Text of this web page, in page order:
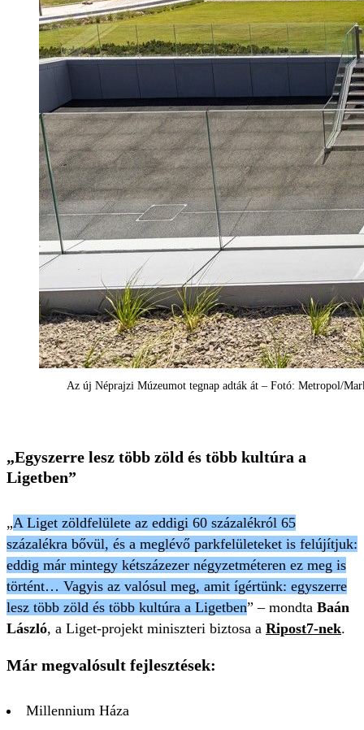
Az új Néprajzi Múzeumot tegnap adták át – Fotó: Metropol/
„Egyszerre lesz több zöld és több kultúra a
Ligetben”
„A Liget zöldfelülete az eddigi 60 százalékról 65
százalékra bővül, és a meglévő parkfelületeket is felújítjuk:
eddig már mintegy kétszázezer négyzetméteren ez meg is
történt… Vagyis az valósul meg, amit ígértünk: egyszerre
lesz több zöld és több kultúra a Ligetben” – mondta Baán
László, a Liget-projekt miniszteri biztosa a Ripost7-nek.
Már megvalósult fejlesztések:
Millennium Háza